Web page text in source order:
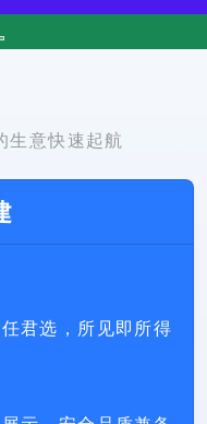
生意快速起航
君选，所见即所得